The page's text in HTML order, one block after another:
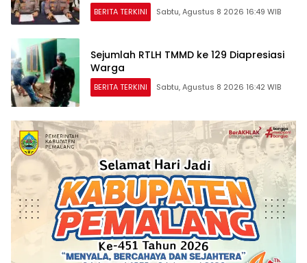
BERITA TERKINI Sabtu, Agustus 8 2026 16:49 WIB
Sejumlah RTLH TMMD ke 129 Diapresiasi
Warga
BERITA TERKINI Sabtu, Agustus 8 2026 16:42 WIB